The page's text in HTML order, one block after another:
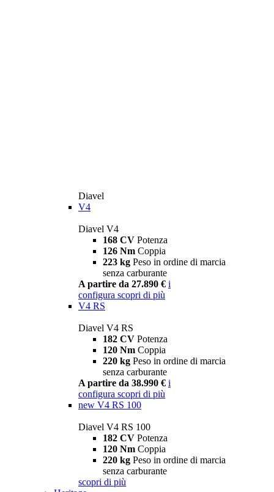
Diavel
V4
Diavel V4
168 CV Potenza
126 Nm Coppia
223 kg Peso in ordine di marcia
senza carburante
A partire da 27.890 € i
configura scopri di più
V4 RS
Diavel V4 RS
182 CV Potenza
120 Nm Coppia
220 kg Peso in ordine di marcia
senza carburante
A partire da 38.990 € i
configura scopri di più
new V4 RS 100
Diavel V4 RS 100
182 CV Potenza
120 Nm Coppia
220 kg Peso in ordine di marcia
senza carburante
scopri di più